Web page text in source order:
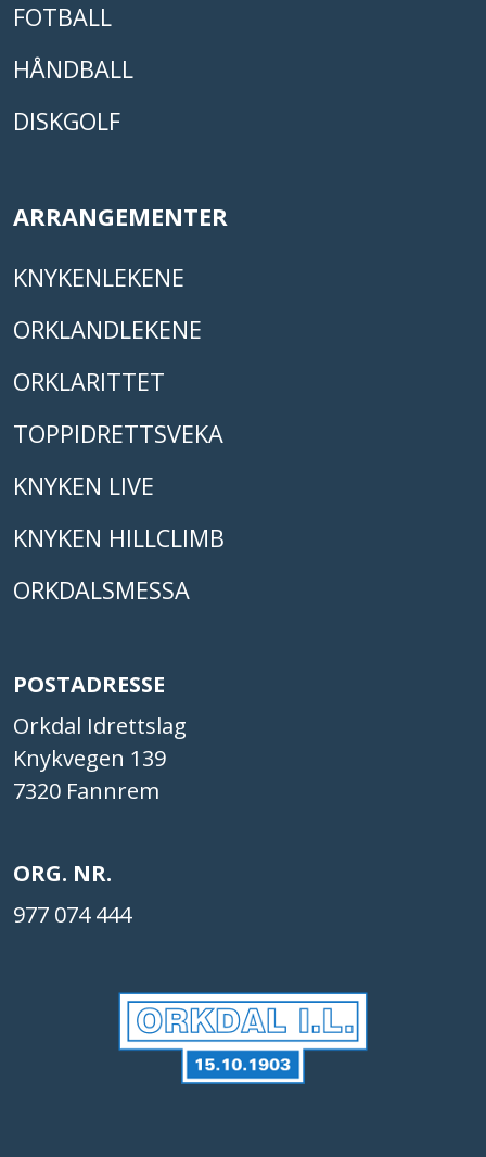
FOTBALL
HÅNDBALL
DISKGOLF
ARRANGEMENTER
KNYKENLEKENE
ORKLANDLEKENE
ORKLARITTET
TOPPIDRETTSVEKA
KNYKEN LIVE
KNYKEN HILLCLIMB
ORKDALSMESSA
POSTADRESSE
Orkdal Idrettslag
Knykvegen 139
7320 Fannrem
ORG. NR.
977 074 444